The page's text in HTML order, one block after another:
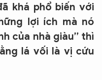
khá phổ biến với
lợi ích mà nó
của nhà giàu” thì
lá vối là vị cứu